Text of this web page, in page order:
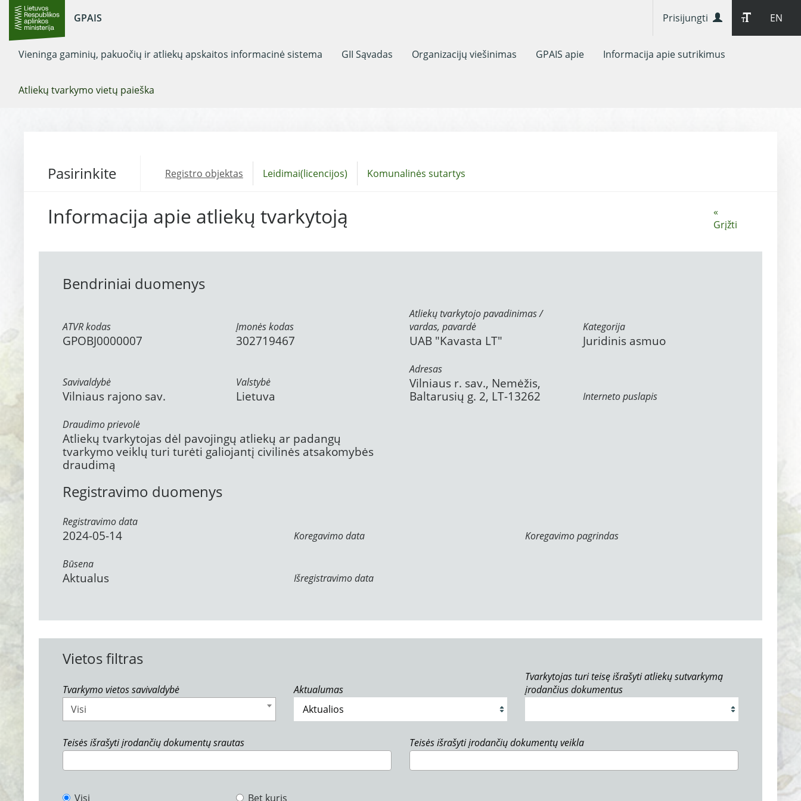
GPAIS EN
Prisijungti
Vieninga gaminių, pakuočių ir atliekų apskaitos informacinė sistema GII Sąvadas Organizacijų viešinimas GPAIS apie Informacija apie sutrikimus
Atliekų tvarkymo vietų paieška
Pasirinkite Registro objektas Leidimai(licencijos) Komunalinės sutartys
«
Grįžti
Informacija apie atliekų tvarkytoją
Bendriniai duomenys
ATVR kodas
GPOBJ0000007
Įmonės kodas
302719467
Atliekų tvarkytojo pavadinimas /
vardas, pavardė
UAB "Kavasta LT"
Kategorija
Juridinis asmuo
Savivaldybė
Vilniaus rajono sav.
Valstybė
Lietuva
Adresas
Vilniaus r. sav., Nemėžis,
Baltarusių g. 2, LT-13262
Interneto puslapis
Draudimo prievolė
Atliekų tvarkytojas dėl pavojingų atliekų ar padangų
tvarkymo veiklų turi turėti galiojantį civilinės atsakomybės
draudimą
Registravimo duomenys
Registravimo data
2024-05-14 Koregavimo data Koregavimo pagrindas
Būsena
Aktualus Išregistravimo data
Vietos filtras
Tvarkymo vietos savivaldybė
Visi
Aktualumas
Tvarkytojas turi teisę išrašyti atliekų sutvarkymą
įrodančius dokumentus
Teisės išrašyti įrodančių dokumentų srautas Teisės išrašyti įrodančių dokumentų veikla
Visi
Bet kuris